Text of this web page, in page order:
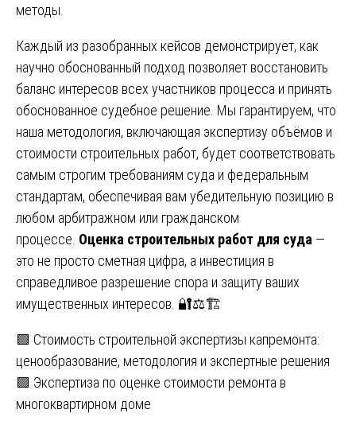
методы.
Каждый из разобранных кейсов демонстрирует, как
научно обоснованный подход позволяет восстановить
баланс интересов всех участников процесса и принять
обоснованное судебное решение. Мы гарантируем, что
наша методология, включающая экспертизу объёмов и
стоимости строительных работ, будет соответствовать
самым строгим требованиям суда и федеральным
стандартам, обеспечивая вам убедительную позицию в
любом арбитражном или гражданском
процессе. Оценка строительных работ для суда —
это не просто сметная цифра, а инвестиция в
справедливое разрешение спора и защиту ваших
имущественных интересов. 🔐⚖️🏗️
Навигация
по
записям
🟩 Стоимость строительной экспертизы капремонта:
ценообразование, методология и экспертные решения
🟩 Экспертиза по оценке стоимости ремонта в
многоквартирном доме